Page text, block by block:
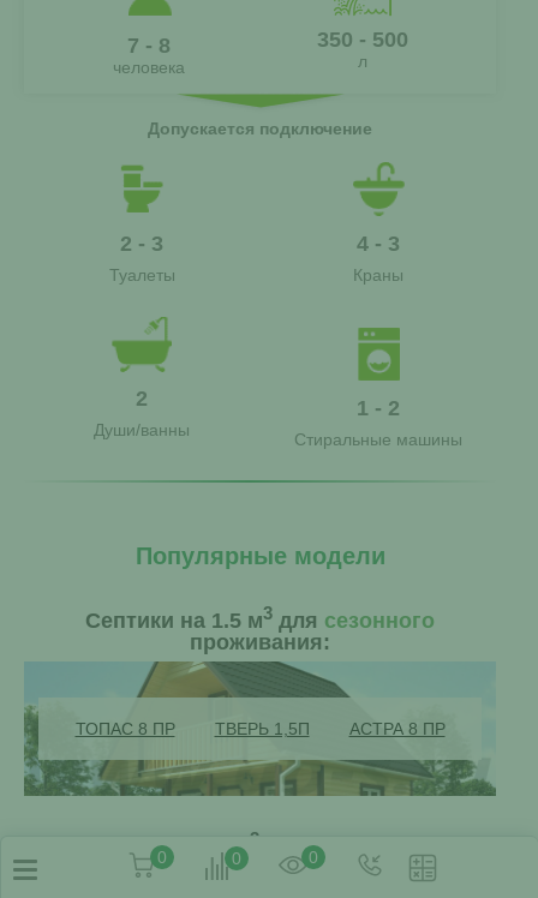
7 - 8
человека
350 - 500
л
Допускается подключение
2 - 3
Туалеты
4 - 3
Краны
2
Души/ванны
1 - 2
Стиральные машины
Популярные модели
Септики на 1.5 м3 для сезонного
проживания:
ТОПАС 8 ПР ТВЕРЬ 1,5П АСТРА 8 ПР
Септики на 1.5 м3 дляпостоянного
проживания:
0 0 0